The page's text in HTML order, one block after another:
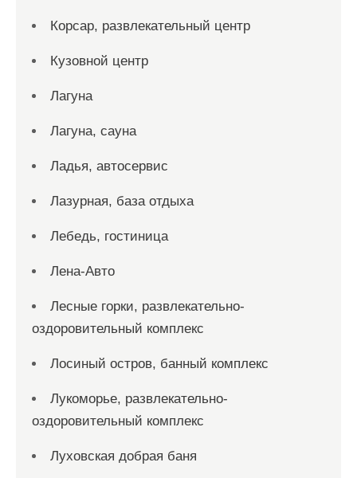
Корсар, развлекательный центр
Кузовной центр
Лагуна
Лагуна, сауна
Ладья, автосервис
Лазурная, база отдыха
Лебедь, гостиница
Лена-Авто
Лесные горки, развлекательно-
оздоровительный комплекс
Лосиный остров, банный комплекс
Лукоморье, развлекательно-
оздоровительный комплекс
Луховская добрая баня